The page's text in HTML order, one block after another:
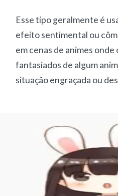
Esse tipo geralmente é
efeito sentimental ou
em cenas de animes
fantasiados de algum
situação engraçada ou